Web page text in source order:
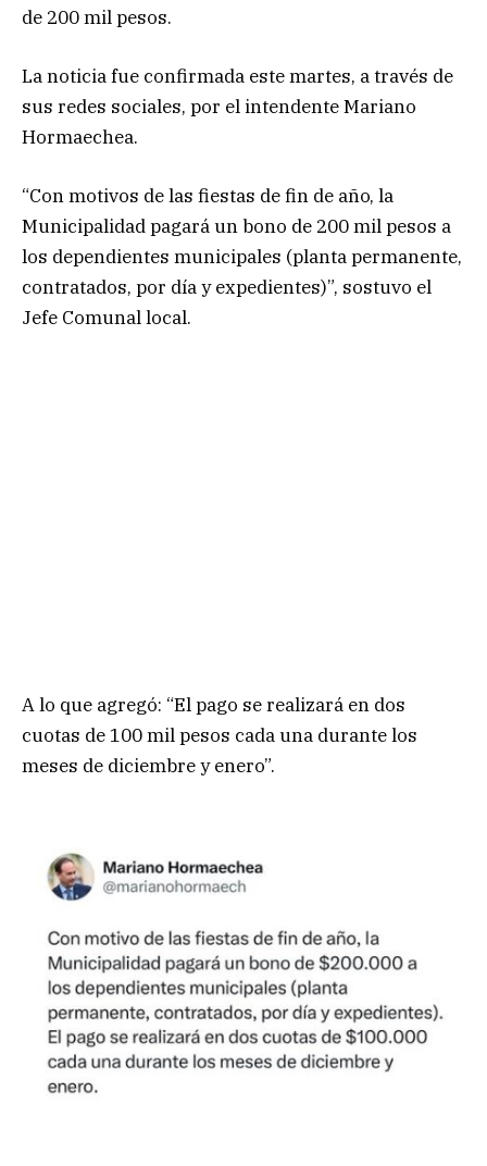
de 200 mil pesos.
La noticia fue confirmada este martes, a través de
sus redes sociales, por el intendente Mariano
Hormaechea.
“Con motivos de las fiestas de fin de año, la
Municipalidad pagará un bono de 200 mil pesos a
los dependientes municipales (planta permanente,
contratados, por día y expedientes)”, sostuvo el
Jefe Comunal local.
A lo que agregó: “El pago se realizará en dos
cuotas de 100 mil pesos cada una durante los
meses de diciembre y enero”.